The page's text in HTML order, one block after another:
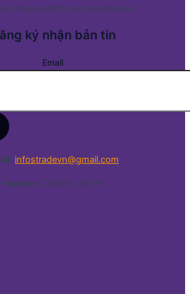
stage swiftly and seamlessly
ký nhận bản tin
Email
infostradevn@gmail.com
Hotline: 0338 50 39 79